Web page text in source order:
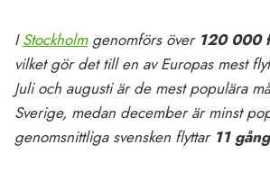
IStockholmgenomförs över 120 000
vilket gör det till en av Europas mest
Juli och augusti är de mest populära
Sverige, medan december är minst
genomsnittliga svensken flyttar 11